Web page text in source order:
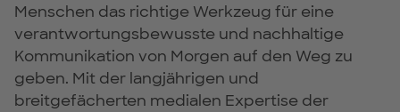
Menschen das richtige Werkzeug für eine
verantwortungsbewusste und nachhaltige
Kommunikation von Morgen auf den Weg zu
geben. Mit der langjährigen und
breitgefächerten medialen Expertise der